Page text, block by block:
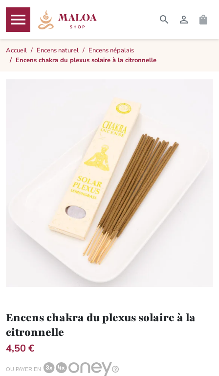

MENU
  
Accueil Encens naturel
Encens népalais
Encens chakra du plexus solaire à la citronnelle
Encens chakra du plexus solaire à la
citronnelle
4,50 €
OU PAYER EN